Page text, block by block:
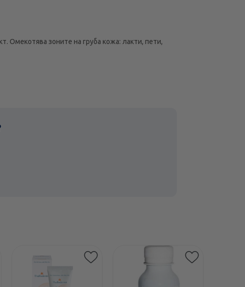
Омекотява зоните на груба кожа: лакти, пети,